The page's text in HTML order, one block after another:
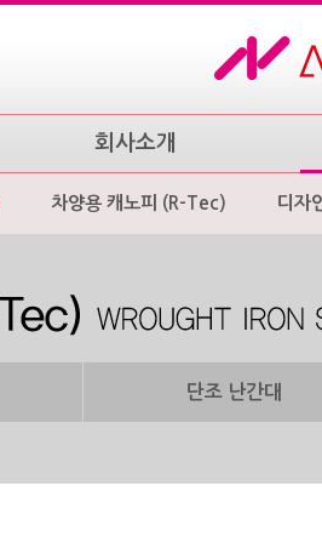
회사소개
차양용 캐노피 (R-Tec) 디자
단조 난간대